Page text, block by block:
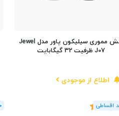
فلش مموری سیلیکون پاور مدل Jewel
J07 ظرفیت 32 گیگابایت
اطلاع از موجودی
رای)
4